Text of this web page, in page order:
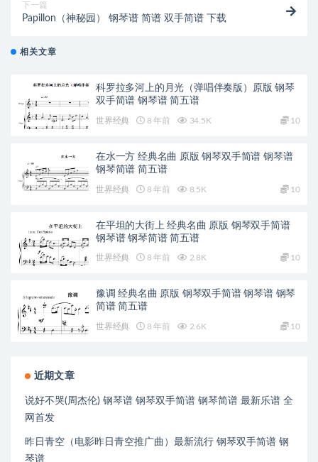
下一篇
Papillon（神秘园） 钢琴谱 简谱 双手简谱 下载
相关文章
科罗拉多河上的月光（弹唱伴奏版）原版 钢琴
双手简谱 钢琴谱 简五谱
世界经典 8 年前 34.5K 10
在水一方 经典名曲 原版 钢琴双手简谱 钢琴谱
钢琴简谱 简五谱
世界经典 8 年前 8.5K 10
在平坦的大街上 经典名曲 原版 钢琴双手简谱
钢琴谱 钢琴简谱 简五谱
世界经典 8 年前 2.8K 10
豫调 经典名曲 原版 钢琴双手简谱 钢琴谱 钢琴
简谱 简五谱
世界经典 8 年前 2.6K 10
近期文章
说好不哭(周杰伦) 钢琴谱 钢琴双手简谱 钢琴简谱 最新乐谱 全
网首发
昨日青空（电影昨日青空推广曲）最新流行 钢琴双手简谱 钢
琴谱